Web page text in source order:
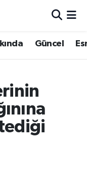
Güncel